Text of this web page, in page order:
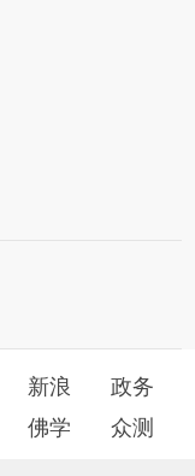
新浪
政务
佛学 众测